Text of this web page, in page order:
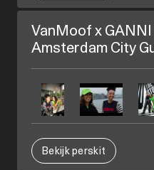
VanMoof x GANNI
Amsterdam City
Bekijk perskit